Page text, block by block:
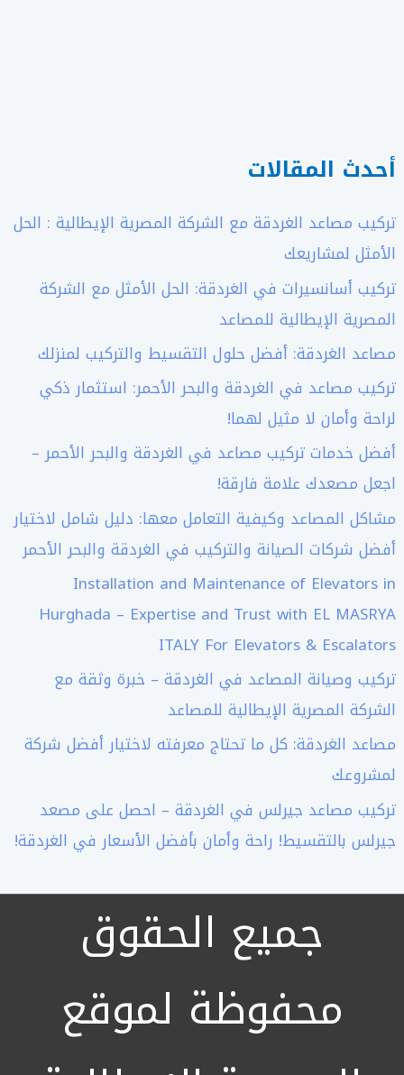
أحدث المقالات
تركيب مصاعد الغردقة مع الشركة المصرية الإيطالية : الحل
الأمثل لمشاريعك
تركيب أسانسيرات في الغردقة: الحل الأمثل مع الشركة
المصرية الإيطالية للمصاعد
مصاعد الغردقة: أفضل حلول التقسيط والتركيب لمنزلك
تركيب مصاعد في الغردقة والبحر الأحمر: استثمار ذكي
لراحة وأمان لا مثيل لهما!
أفضل خدمات تركيب مصاعد في الغردقة والبحر الأحمر –
اجعل مصعدك علامة فارقة!
مشاكل المصاعد وكيفية التعامل معها: دليل شامل لاختيار
أفضل شركات الصيانة والتركيب في الغردقة والبحر الأحمر
Installation and Maintenance of Elevators in
Hurghada – Expertise and Trust with EL MASRYA
ITALY For Elevators & Escalators
تركيب وصيانة المصاعد في الغردقة – خبرة وثقة مع
الشركة المصرية الإيطالية للمصاعد
مصاعد الغردقة: كل ما تحتاج معرفته لاختيار أفضل شركة
لمشروعك
تركيب مصاعد جيرلس في الغردقة – احصل على مصعد
جيرلس بالتقسيط! راحة وأمان بأفضل الأسعار في الغردقة!
جميع الحقوق
محفوظة لموقع